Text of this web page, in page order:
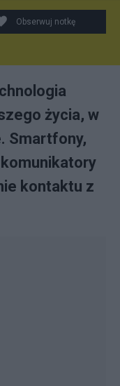
Obserwuj notkę
życia, w
Smartfony,
kontaktu z